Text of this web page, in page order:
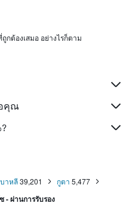
กต้องเสมอ อย่างไรก็ตาม
คุณ
บาหลี 39,201 กูตา 5,477
- ผ่านการรับรอง